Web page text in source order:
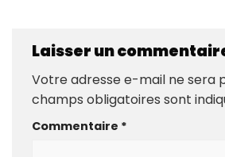
Laisser un
Votre adresse e-mail ne sera
champs obligatoires sont
Commentaire *